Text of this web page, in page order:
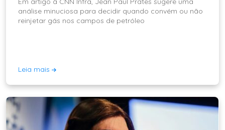
análise minuciosa para decidir quando convém ou não
reinjetar gás nos campos de petróleo
Leia mais